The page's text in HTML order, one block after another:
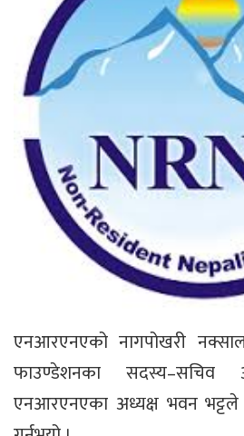
एनआरएनएको नागपोखरी
फाउण्डेशनका
एनआरएनएका अध्यक्ष भवन भट्टले